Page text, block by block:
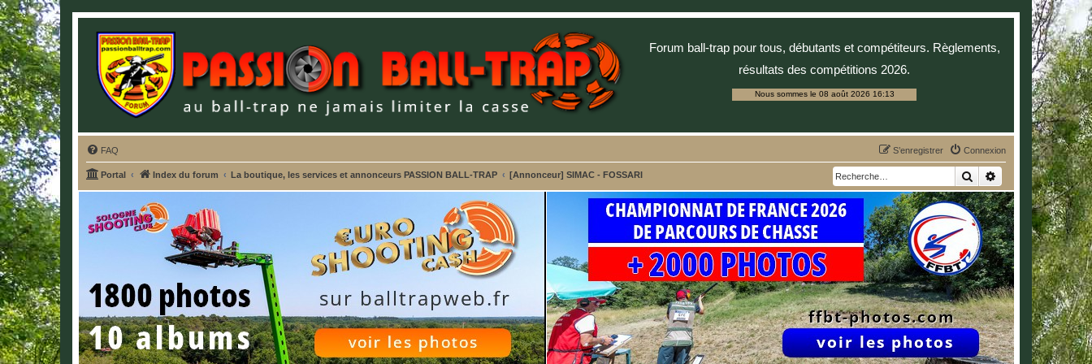
Forum ball-trap pour tous, débutants et compétiteurs. Règlements,
résultats des compétitions 2026.
Nous sommes le 08 août 2026 16:13
FAQ Connexion
S’enregistrer
Portal Index du forum La boutique, les services et annonceurs PASSION BALL-TRAP [Annonceur] SIMAC - FOSSARI RechercherRecherche avancée